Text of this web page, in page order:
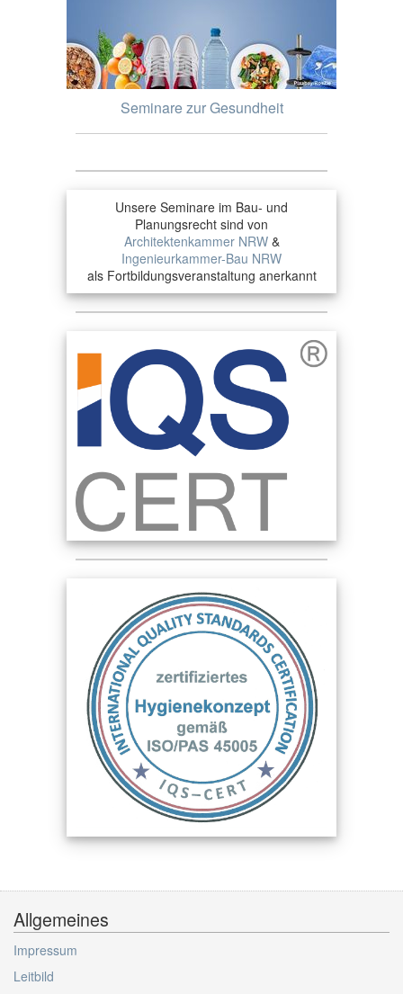
Seminare zur Gesundheit
Unsere Seminare im Bau- und
Planungsrecht sind von
Architektenkammer NRW&
Ingenieurkammer-Bau NRW
als Fortbildungsveranstaltung anerkannt
Allgemeines
Impressum
Leitbild